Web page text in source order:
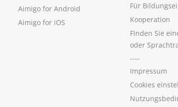
Aimigo for Android
Aimigo for iOS
Für
Kooperation
Finden Sie
oder
----
Impressum
Cookies